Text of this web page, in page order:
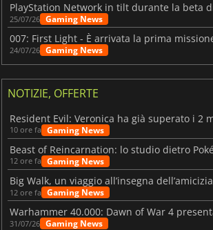
25/07/26 Gaming News
24/07/26 Gaming News
NOTIZIE, OFFERTE
10 ore fa Gaming News
12 ore fa Gaming News
Big Walk, un viaggio all’insegna dell’amicizia
12 ore fa Gaming News
31/07/26 Gaming News